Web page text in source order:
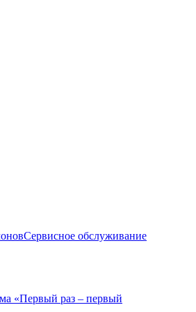
Сервисное обслуживание
«Первый раз – первый